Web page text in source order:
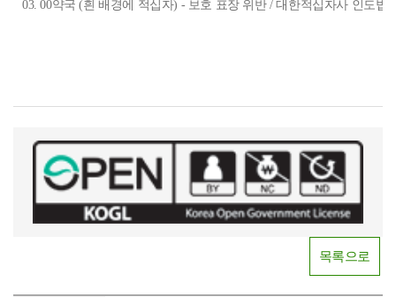
목록으로